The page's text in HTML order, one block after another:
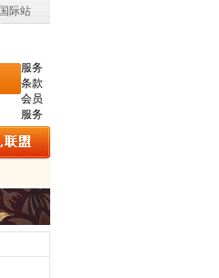
际站
服务
条款
会员
服务